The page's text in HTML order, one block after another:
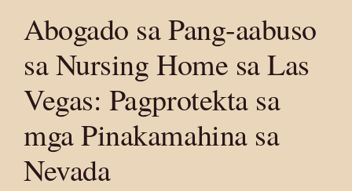
Abogado sa Pang-aabuso
sa Nursing Home sa Las
Vegas: Pagprotekta sa
mga Pinakamahina sa
Nevada